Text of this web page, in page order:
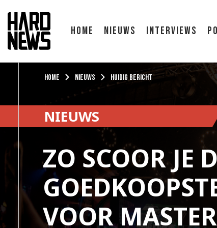
Home Nieuws Interviews
Home Nieuws Huidig bericht
NIEUWS
ZO SCOOR JE
VOOR